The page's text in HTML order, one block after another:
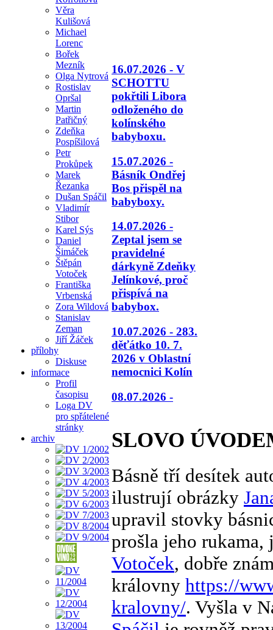
Věra
Kulišová
Michael
Lorenc
Bořek
Mezník
Olga Nytrová
Rostislav
Opršal
Martin
Patřičný
Zdeňka
Pospíšilová
Petr
Prokůpek
Marek
Řezanka
Dušan Spáčil
Vladimír
Stibor
Karel Sýs
Daniel
Šimáček
Štěpán
Votoček
Františka
Vrbenská
Zora Wildová
Stanislav
Zeman
Jiří Žáček
přílohy
Diskuse
informace
Profil
časopisu
Loga DV
pro spřátelené
stránky
archiv
16.07.2026 - V
SCHOTTU
pokřtili Libora
odloženého do
kolínského
babyboxu.
15.07.2026 -
Básník Ondřej
Bos přispěl na
babyboxy.
14.07.2026 -
Zeptal jsem se
pravidelné
dárkyně Zdeňky
Jelínkové, proč
přispívá na
babybox.
10.07.2026 - 283.
děťátko 10. 7.
2026 v Oblastní
nemocnici Kolín
08.07.2026 -
SLOVO
Básně tří desítek
ilustrují obrázky
upravil stovky
prošla jeho
Votoček, dobře
královny https://
kralovny/. Vyšla v